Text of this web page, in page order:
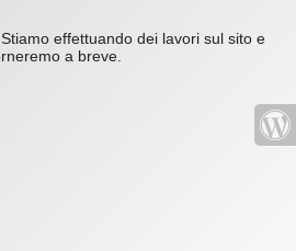
effettuando dei lavori sul sito e
a breve.